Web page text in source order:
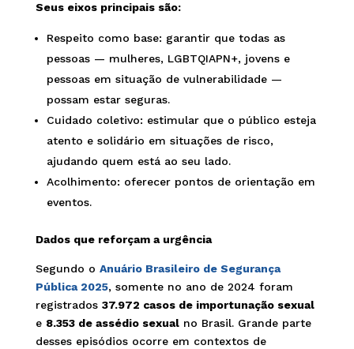
Seus eixos principais são:
Respeito como base: garantir que todas as
pessoas — mulheres, LGBTQIAPN+, jovens e
pessoas em situação de vulnerabilidade —
possam estar seguras.
Cuidado coletivo: estimular que o público esteja
atento e solidário em situações de risco,
ajudando quem está ao seu lado.
Acolhimento: oferecer pontos de orientação em
eventos.
Dados que reforçam a urgência
Segundo o Anuário Brasileiro de Segurança
Pública 2025, somente no ano de 2024 foram
registrados 37.972 casos de importunação sexual
e 8.353 de assédio sexualno Brasil. Grande parte
desses episódios ocorre em contextos de